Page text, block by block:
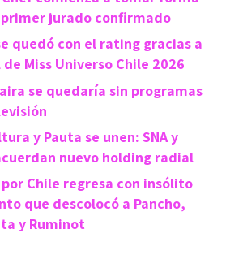
primer jurado confirmado
quedó con el rating gracias a
Miss Universo Chile 2026
se quedaría sin programas
y Pauta se unen: SNA y
nuevo holding radial
Chile regresa con insólito
que descolocó a Pancho,
y Ruminot